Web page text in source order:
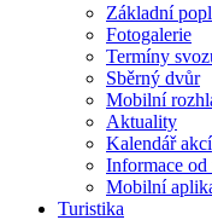
Základní
Fotogalerie
Termíny
Sběrný dvůr
Mobilní
Aktuality
Kalendář akcí
Informace od
Mobilní
Turistika